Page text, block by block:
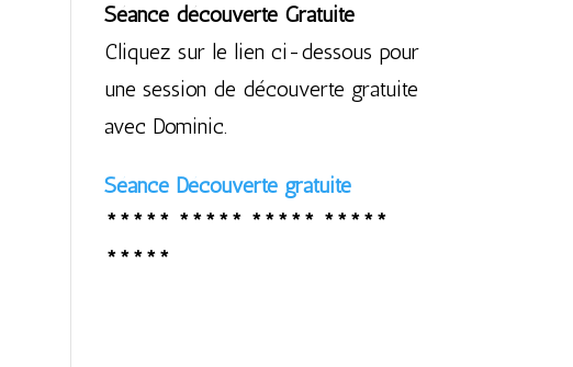
Séance découverte Gratuite
Cliquez sur le lien ci-dessous pour
une session de découverte gratuite
avec Dominic.
Séance Découverte gratuite
***** ***** ***** *****
*****